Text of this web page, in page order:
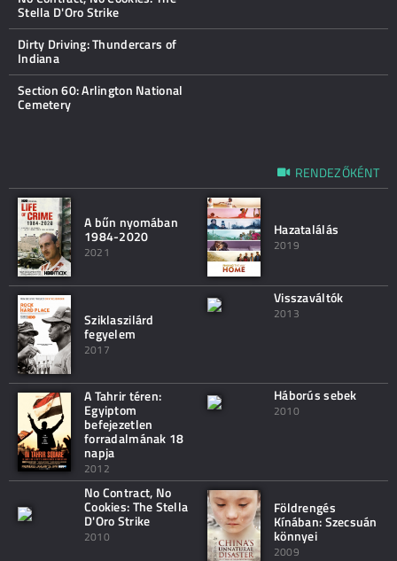
Stella D'Oro Strike
Dirty Driving: Thundercars of
Indiana
Section 60: Arlington National
Cemetery
RENDEZŐKÉNT
A bűn nyomában
1984-2020
2021
Hazatalálás
2019
Sziklaszilárd
fegyelem
2017
Visszaváltók
2013
A Tahrir téren:
Egyiptom
befejezetlen
forradalmának 18
napja
2012
Háborús sebek
2010
No Contract, No
Cookies: The Stella
D'Oro Strike
2010
Földrengés
Kínában: Szecsuán
könnyei
2009